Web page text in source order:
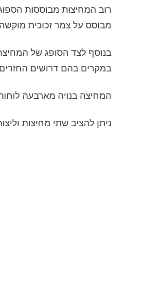
מבוסס על צמר זכוכית מוקשה בעובי של 50 מ"מ ומספק ספיגה
במקרים בהם דרושים החזרים
המחיצה בנויה מארבעה
ניתן להציב שתי מחיצות